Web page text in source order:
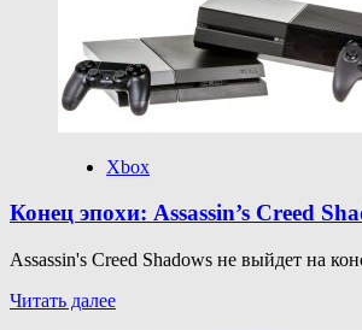
внедряет
новую
систему
рекламы
на
Xbox
Конец эпохи: Assassin’s Creed
Assassin's Creed Shadows не выйдет на
Читать далееПрочитать